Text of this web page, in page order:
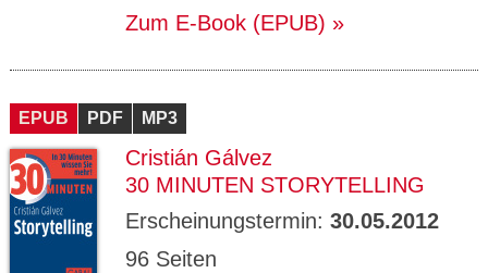
Zum E-Book (EPUB)
EPUB PDF MP3
Cristián Gálvez
30 MINUTEN STORYTELLING
Erscheinungstermin: 30.05.2012
96 Seiten